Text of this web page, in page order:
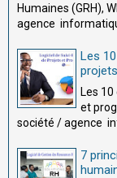
Humaines (GRH),
agence
Les
Les
et
société / agence
7